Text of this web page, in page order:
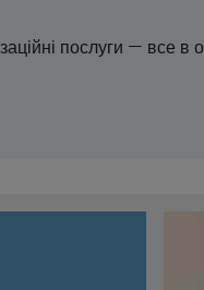
послуги — все в